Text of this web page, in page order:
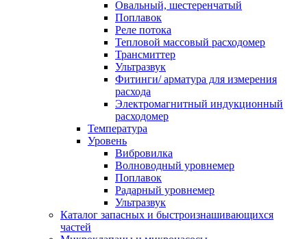
Овальный, шестеренчатый
Поплавок
Реле потока
Тепловой массовый расходомер
Трансмиттер
Ультразвук
Фитинги/ арматура для измерения
расхода
Электромагнитный индукционный
расходомер
Температура
Уровень
Вибровилка
Волноводный уровнемер
Поплавок
Радарный уровнемер
Ультразвук
Каталог запасных и быстроизнашивающихся
частей